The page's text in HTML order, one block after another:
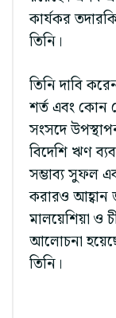
কার্যকর
তিনি।
তিনি দাবি
শর্ত এবং কোন
সংসদে
বিদেশি ঋণ
সম্ভাব্য সুফল
করারও আহ্বান
মালয়েশিয়া ও
আলোচনা
তিনি।